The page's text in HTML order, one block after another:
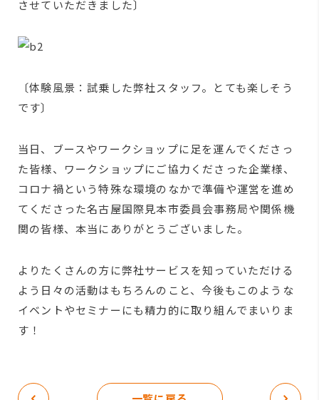
させていただきました〕
〔体験風景：試乗した弊社スタッフ。とても楽しそう
です〕
当日、ブースやワークショップに足を運んでくださっ
た皆様、ワークショップにご協力くださった企業様、
コロナ禍という特殊な環境のなかで準備や運営を進め
てくださった名古屋国際見本市委員会事務局や関係機
関の皆様、本当にありがとうございました。
よりたくさんの方に弊社サービスを知っていただける
よう日々の活動はもちろんのこと、今後もこのような
イベントやセミナーにも精力的に取り組んでまいりま
す！